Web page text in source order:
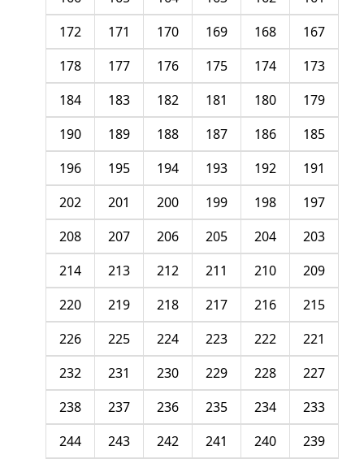
167
168
169
170
171
172
173
174
175
176
177
178
179
180
181
182
183
184
185
186
187
188
189
190
191
192
193
194
195
196
197
198
199
200
201
202
203
204
205
206
207
208
209
210
211
212
213
214
215
216
217
218
219
220
221
222
223
224
225
226
227
228
229
230
231
232
233
234
235
236
237
238
239
240
241
242
243
244